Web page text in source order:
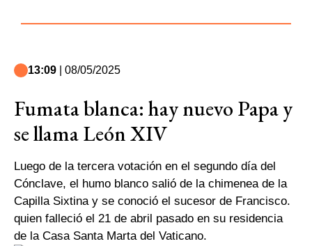
13:09 | 08/05/2025
Fumata blanca: hay nuevo Papa y
se llama León XIV
Luego de la tercera votación en el segundo día del
Cónclave, el humo blanco salió de la chimenea de la
Capilla Sixtina y se conoció el sucesor de Francisco.
quien falleció el 21 de abril pasado en su residencia
de la Casa Santa Marta del Vaticano.